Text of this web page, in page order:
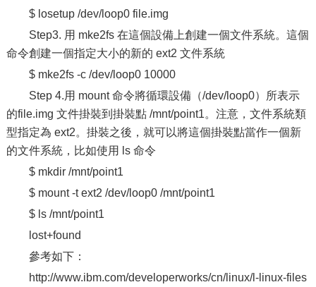
$ losetup /dev/loop0 file.img
Step3. 用 mke2fs 在這個設備上創建一個文件系統。這個
命令創建一個指定大小的新的 ext2 文件系統
$ mke2fs -c /dev/loop0 10000
Step 4.用 mount 命令將循環設備（/dev/loop0）所表示
的file.img 文件掛裝到掛裝點 /mnt/point1。注意，文件系統類
型指定為 ext2。掛裝之後，就可以將這個掛裝點當作一個新
的文件系統，比如使用 ls 命令
$ mkdir /mnt/point1
$ mount -t ext2 /dev/loop0 /mnt/point1
$ ls /mnt/point1
lost+found
參考如下：
http://www.ibm.com/developerworks/cn/linux/l-linux-files